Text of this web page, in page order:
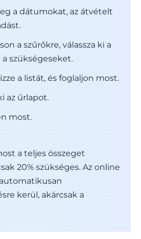
a dátumokat, az átvételt
a szűrőkre, válassza ki a
a szükségeseket.
a listát, és foglaljon most.
az űrlapot.
most.
a teljes összeget
20% szükséges. Az online
kerül, akárcsak a